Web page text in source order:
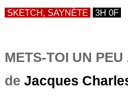
SKETCH, SAYNÈTE 3H 0F
METS-TOI UN
de Jacques